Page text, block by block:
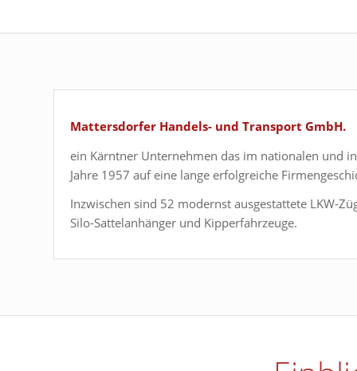
Mattersdorfer Handels- und Transport GmbH.
ein Kärntner Unternehmen das im nationalen und
Jahre 1957 auf eine lange erfolgreiche
Inzwischen sind 52 modernst ausgestattete LKW-
Silo-Sattelanhänger und Kipperfahrzeuge.